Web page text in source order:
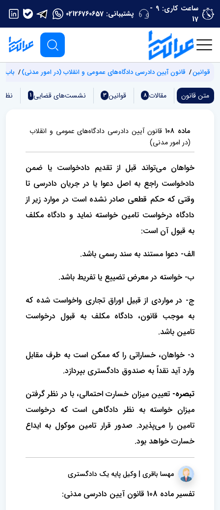
ساعت کاری: 9 -
17
پشتیبانی: 02126760657
قوانین ‌قانون آیین دادرسی دادگاه‌های عمومی و انقلاب (‌در امور مدنی) باب
متن قانون مقالات 8 قوانین 3 نشست‌های قضایی 1
ماده ۱۰۸
‌قانون آیین دادرسی دادگاه‌های عمومی و انقلاب
(‌در امور مدنی)
خواهان می‌تواند قبل از تقدیم دادخواست یا ضمن
دادخواست راجع به اصل دعوا یا در جریان دادرسی تا
وقتی که حکم قطعی صادر نشده است در موارد زیر از
دادگاه درخواست تامین خواسته نماید و دادگاه مکلف
به قبول آن است:
الف- دعوا مستند به سند رسمی باشد.
ب- خواسته در معرض تضییع یا تفریط باشد.
ج- در مواردی از قبیل اوراق تجاری واخواست شده که
به موجب قانون، دادگاه مکلف به قبول درخواست
تامین باشد.
د- خواهان، خساراتی را که ممکن است به طرف مقابل
وارد آید نقداً به صندوق دادگستری بپردازد.
تبصره- تعیین میزان خسارت احتمالی، با در نظر گرفتن
میزان خواسته به نظر دادگاهی است که درخواست
تامین را می‌پذیرد. صدور قرار تامین موکول به ایداع
خسارت خواهد بود.
مهسا باقری | وکیل پایه یک دادگستری
تفسیر ماده 108 قانون آیین دادرسی مدنی: